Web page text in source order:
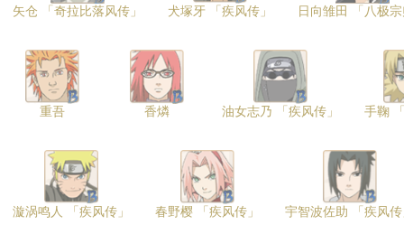
矢仓 「奇拉比落风传」 犬塚牙 「疾风传」 日向雏田 「八极
重吾 香燐 油女志乃 「疾风传」 手鞠
漩涡鸣人 「疾风传」 春野樱 「疾风传」 宇智波佐助 「疾风